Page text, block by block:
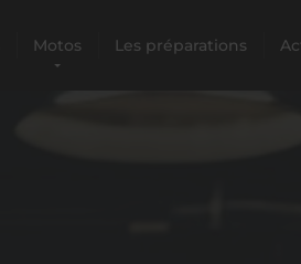
Motos Les préparations